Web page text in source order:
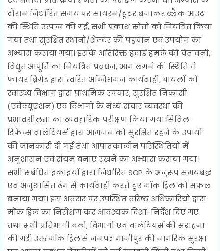
दौरान निर्धारित समय पर सायरन/हूटर बजाकर ब्लैक आउट
की स्थिति उत्पन्न की गई, सभी प्रकाश स्रोतों को नियंत्रित किया
गया तथा सुरक्षित स्थानों/शेल्टर की पहचान एवं उपयोग का
अभ्यास कराया गया। इसके अतिरिक्त हवाई हमले की चेतावनी,
विद्युत आपूर्ति का नियंत्रित प्रबंधन, आग लगने की स्थिति में
फायर ब्रिगेड द्वारा त्वरित अग्निशमन कार्यवाही, घायलों को
स्वास्थ्य विभाग द्वारा प्राथमिक उपचार, सुरक्षित निकासी
(एवैक्यूएशन) एवं विभागों के मध्य संचार व्यवस्था की
प्रभावशीलता का व्यवहारिक परीक्षण किया गया।सिविल
डिफेन्स वालंटियर्स द्वारा आमजन को सुरक्षित रहने के उपायों
की जानकारी दी गई तथा आपातकालीन परिस्थितियों में
अनुशासन एवं संयम बनाए रखने का अभ्यास कराया गया।
सभी संबंधित इकाइयों द्वारा निर्धारित SOP के अनुरूप समयबद्ध
एवं अनुशासित ढंग से कार्यवाही करते हुए मॉक ड्रिल को सफल
बनाया गया। इस अवसर पर उपस्थित वरिष्ठ अधिकारियों द्वारा
मॉक ड्रिल का निरीक्षण कर आवश्यक दिशा-निर्देश दिए गए
तथा सभी प्रतिभागी बलों, विभागों एवं वालंटियर्स की सराहना
की गई। उक्त मॉक ड्रिल से जनपद गाजीपुर की नागरिक सुरक्षा